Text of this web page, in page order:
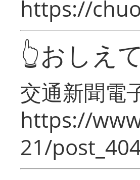
https://
👆おしえ
交通新聞電
https://
21/